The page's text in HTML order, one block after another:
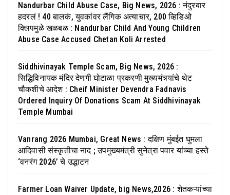
Nandurbar Child Abuse Case, Big News, 2026 : नंदुरबार
हदरलं ! 40 बालकं, युवकांवर लैंगिक अत्याचार, 200 व्हिडिओ
क्लिपमुळे खळबळ : Nandurbar Child And Young Children
Abuse Case Accused Chetan Koli Arrested
Siddhivinayak Temple Scam, Big News, 2026 :
सिद्धिविनायक मंदिर देणगी घोटाळा प्रकरणी मुख्यमंत्र्यांचे थेट
चौकशीचे आदेश : Cheif Minister Devendra Fadnavis
Ordered Inquiry Of Donations Scam At Siddhivinayak
Temple Mumbai
Vanrang 2026 Mumbai, Great News : दक्षिण मुंबईत घुमला
आदिवासी संस्कृतीचा नाद ; उपमुख्यमंत्री सुनेत्रा पवार यांच्या हस्ते
‘वनरंग 2026’ चे उद्धाटन
Farmer Loan Waiver Update, big News,2026 : शेतकऱ्यांच्या